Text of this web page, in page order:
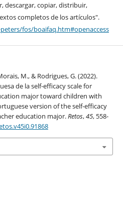
descargar, copiar, distribuir,
completos de los artículos".
fos/boaifaq.htm#openaccess
M., & Rodrigues, G. (2022).
de la self-efficacy scale for
major toward children with
version of the self-efficacy
education major.Retos,45, 558-